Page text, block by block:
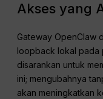
Akses yang
Gateway OpenClaw
loopback lokal pada
disarankan untuk
ini; mengubahnya
akan meningkatkan